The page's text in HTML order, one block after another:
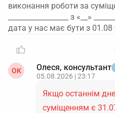
виконання роботи за
_________________ з «__»
дата у нас має бути з 01.08
ОК Олеся, консультант
05.08.2026 | 23:17
Якщо останнім
суміщенням є